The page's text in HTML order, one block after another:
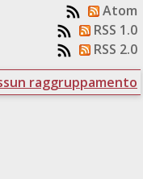
Atom
RSS 1.0
RSS 2.0
raggruppamento